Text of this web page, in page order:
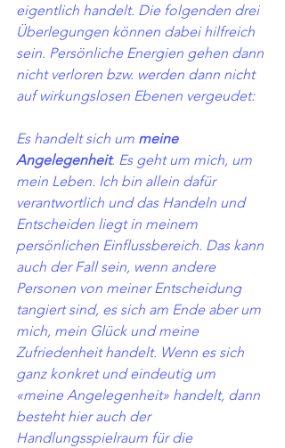
eigentlich handelt. Die folgenden drei
Überlegungen können dabei hilfreich
sein. Persönliche Energien gehen dann
nicht verloren bzw. werden dann nicht
auf wirkungslosen Ebenen vergeudet:
Es handelt sich um meine
Angelegenheit. Es geht um mich, um
mein Leben. Ich bin allein dafür
verantwortlich und das Handeln und
Entscheiden liegt in meinem
persönlichen Einflussbereich. Das kann
auch der Fall sein, wenn andere
Personen von meiner Entscheidung
tangiert sind, es sich am Ende aber um
mich, mein Glück und meine
Zufriedenheit handelt. Wenn es sich
ganz konkret und eindeutig um
«meine Angelegenheit» handelt, dann
besteht hier auch der
Handlungsspielraum für die